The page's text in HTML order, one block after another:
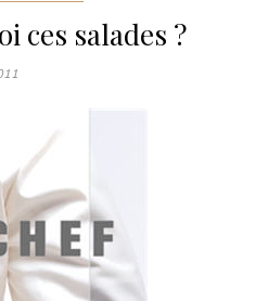
ces salades ?